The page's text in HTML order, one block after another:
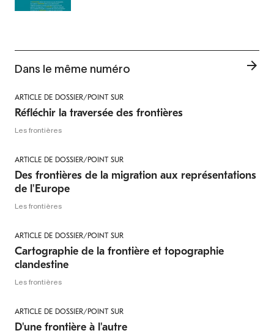
Dans le même numéro
ARTICLE DE DOSSIER/POINT SUR
Réfléchir la traversée des frontières
Les frontières
ARTICLE DE DOSSIER/POINT SUR
Des frontières de la migration aux représentations
de l'Europe
Les frontières
ARTICLE DE DOSSIER/POINT SUR
Cartographie de la frontière et topographie
clandestine
Les frontières
ARTICLE DE DOSSIER/POINT SUR
D'une frontière à l'autre